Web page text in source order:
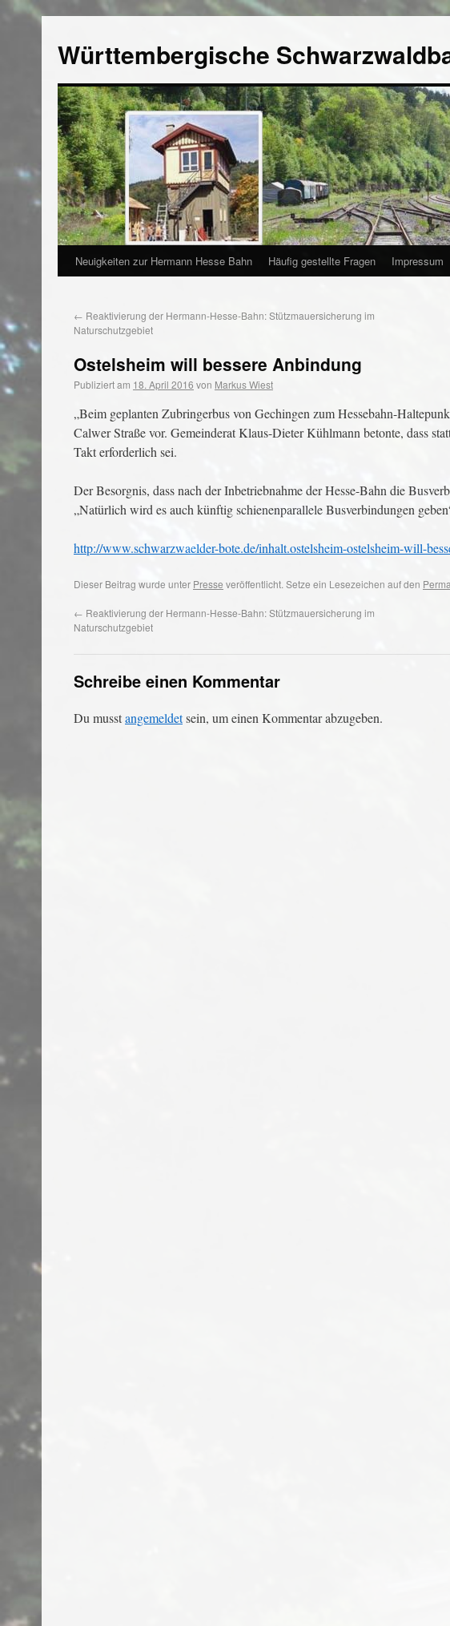
Württembergische
Neuigkeiten zur Hermann Hesse Bahn Häufig gestellte Fragen Impressum
← Reaktivierung der Hermann-Hesse-Bahn: Stützmauersicherung im
Naturschutzgebiet
Ostelsheim will bessere Anbindung
Publiziert am 18. April 2016 von Markus Wiest
„Beim geplanten Zubringerbus von Gechingen zum Hessebahn-
Calwer Straße vor. Gemeinderat Klaus-Dieter Kühlmann betonte, dass
Takt erforderlich sei.
Der Besorgnis, dass nach der Inbetriebnahme der Hesse-Bahn die
„Natürlich wird es auch künftig schienenparallele Busverbindungen
http://www.schwarzwaelder-bote.de/inhalt.ostelsheim-ostelsheim-will-
Dieser Beitrag wurde unter Presse veröffentlicht. Setze ein Lesezeichen auf den
← Reaktivierung der Hermann-Hesse-Bahn: Stützmauersicherung im
Naturschutzgebiet
Schreibe einen Kommentar
Du musstangemeldetsein, um einen Kommentar abzugeben.